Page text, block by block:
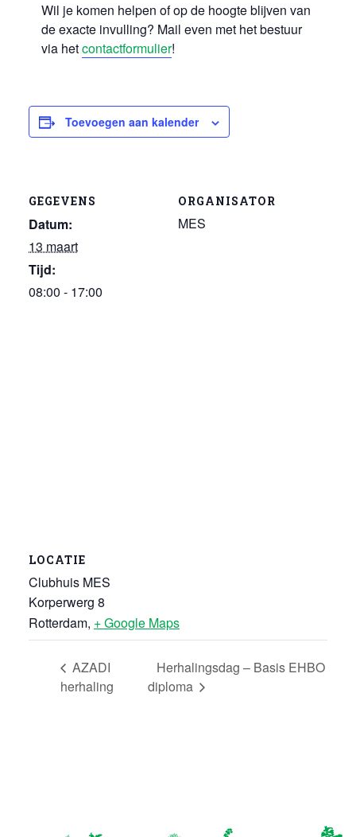
Wil je komen helpen of op de hoogte blijven van
de exacte invulling? Mail even met het bestuur
via hetcontactformulier!
Toevoegen aan kalender
GEGEVENS
Datum:
13 maart
Tijd:
08:00 - 17:00
ORGANISATOR
MES
LOCATIE
Clubhuis MES
Korperwerg 8
Rotterdam, + Google Maps
AZADI
herhaling
Herhalingsdag – Basis EHBO
diploma